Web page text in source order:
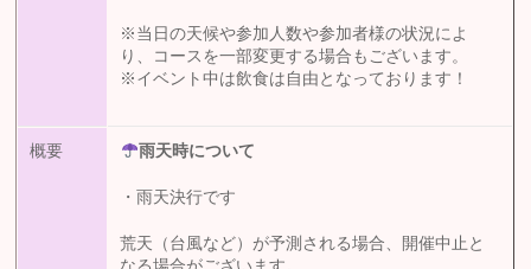
※当日の天候や参加人数や参加者様の状況によ
り、コースを一部変更する場合もございます。
※イベント中は飲食は自由となっております！
概要 雨天時について
・雨天決行です
荒天（台風など）が予測される場合、開催中止と